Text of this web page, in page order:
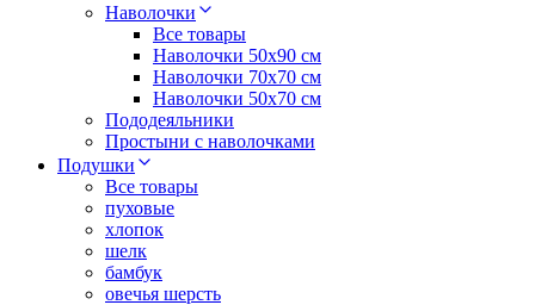
Наволочки
Все товары
Наволочки 50x90 см
Наволочки 70x70 cм
Наволочки 50х70 см
Пододеяльники
Простыни с наволочками
Подушки
Все товары
пуховые
хлопок
шелк
бамбук
овечья шерсть